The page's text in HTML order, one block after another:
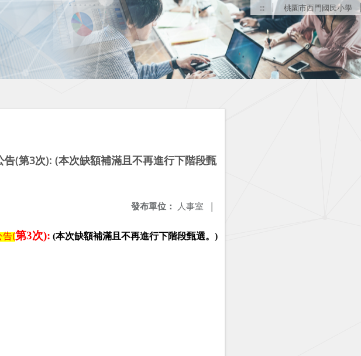
::: 桃園市西門國民小學
(第3次): (本次缺額補滿且不再進行下階段甄
發布單位： 人事室 |
告(第3次): (本次缺額補滿且不再進行下階段甄選。)